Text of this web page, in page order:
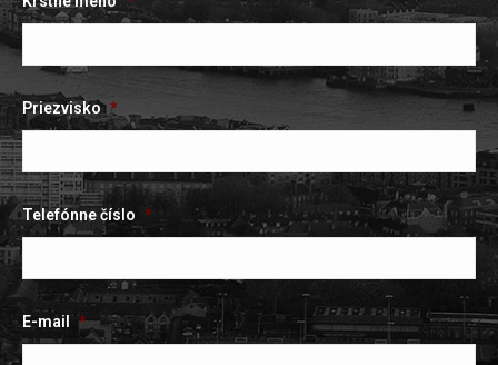
v
otvorí
okne
v
Priezvisko *
Telefónne číslo *
E-mail *